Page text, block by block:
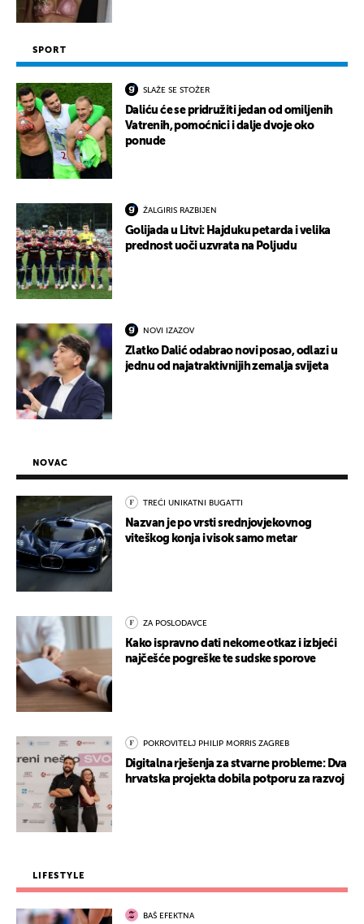
SPORT
SLAŽE SE STOŽER
Daliću će se pridružiti jedan od omiljenih
Vatrenih, pomoćnici i dalje dvoje oko
ponude
ŽALGIRIS RAZBIJEN
Golijada u Litvi: Hajduku petarda i velika
prednost uoči uzvrata na Poljudu
NOVI IZAZOV
Zlatko Dalić odabrao novi posao, odlazi u
jednu od najatraktivnijih zemalja svijeta
NOVAC
TREĆI UNIKATNI BUGATTI
Nazvan je po vrsti srednjovjekovnog
viteškog konja i visok samo metar
ZA POSLODAVCE
Kako ispravno dati nekome otkaz i izbjeći
najčešće pogreške te sudske sporove
POKROVITELJ PHILIP MORRIS ZAGREB
Digitalna rješenja za stvarne probleme: Dva
hrvatska projekta dobila potporu za razvoj
LIFESTYLE
BAŠ EFEKTNA